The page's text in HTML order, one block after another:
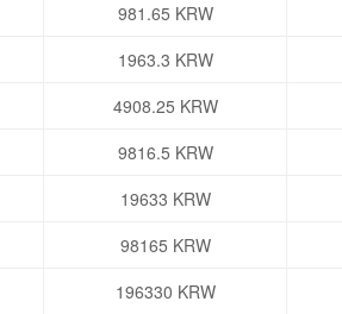
981.65 KRW
1963.3 KRW
4908.25 KRW
9816.5 KRW
19633 KRW
98165 KRW
196330 KRW